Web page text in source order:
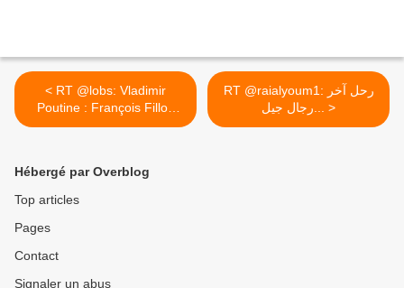
< RT @lobs: Vladimir
Poutine : François Fillon
est...
RT @raialyoum1: رحل آخر
رجال جيل... >
Hébergé par Overblog
Top articles
Pages
Contact
Signaler un abus